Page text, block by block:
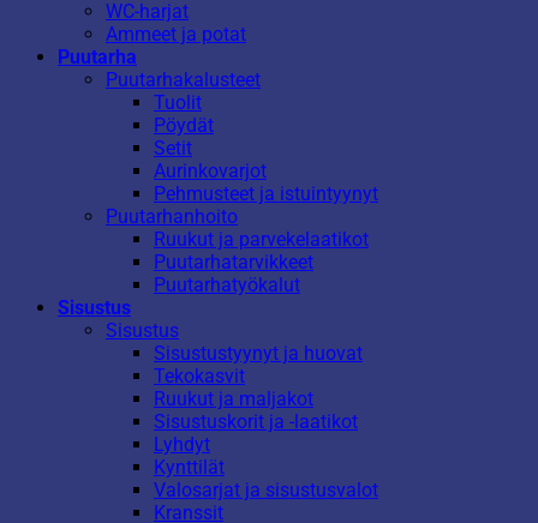
WC-harjat
Ammeet ja potat
Puutarha
Puutarhakalusteet
Tuolit
Pöydät
Setit
Aurinkovarjot
Pehmusteet ja istuintyynyt
Puutarhanhoito
Ruukut ja parvekelaatikot
Puutarhatarvikkeet
Puutarhatyökalut
Sisustus
Sisustus
Sisustustyynyt ja huovat
Tekokasvit
Ruukut ja maljakot
Sisustuskorit ja -laatikot
Lyhdyt
Kynttilät
Valosarjat ja sisustusvalot
Kranssit